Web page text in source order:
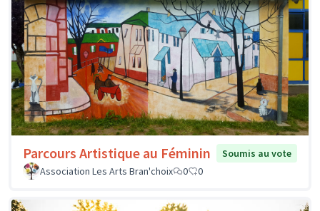
Parcours Artistique au Féminin
Soumis au vote
Association Les Arts Bran'choix
0 0